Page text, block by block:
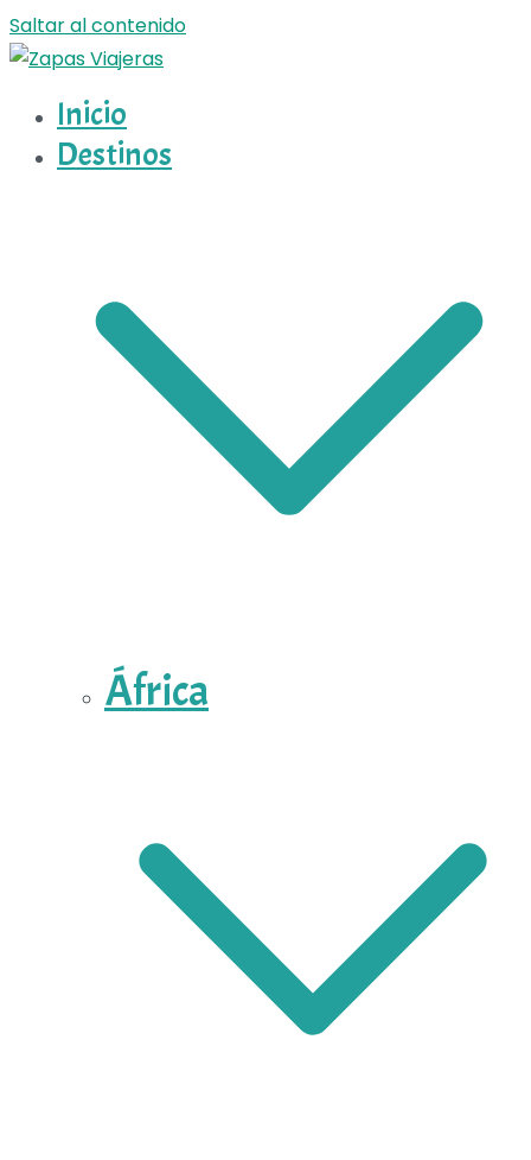
Saltar al contenido
Zapas Viajeras
Zapas Viajeras viajes y escapadas pa que te copies
Inicio
Destinos
África